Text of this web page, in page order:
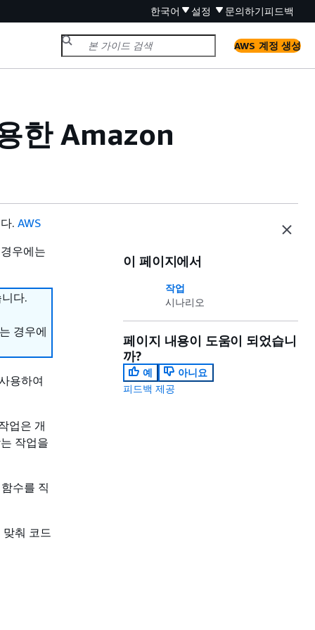
한국어 설정 문의하기피드백
AWS 계정 생성
한 Amazon
. AWS
우에는
다.
경우에
용하여
업은 개
작업을
수를 직
춰 코드
이 페이지에서
작업
시나리오
페이지 내용이 도움이 되었습니
까?
예
아니요
피드백 제공